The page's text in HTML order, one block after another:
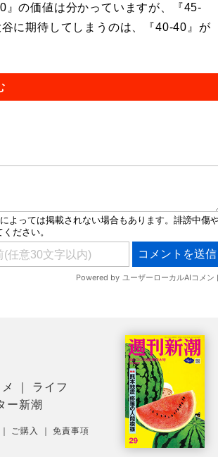
』の価値は分かっていますが、『45-
に期待してしまうのは、『40-40』が
ライフ
ー新潮
ご購入 ｜免責事項